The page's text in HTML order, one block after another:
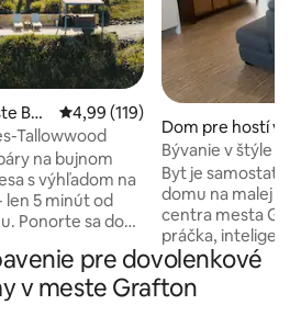
Belli
Priemerné ohodnotenie 4,99 z
4,99 (119)
Tallowwood
na bujnom
s výhľadom na
len 5 minút od
Ponorte sa do
luxusnej
zime sa ukľudnite
sa v lete
Dom pre hostí v
enza
Bývanie v štýle
blízko Graftonu
Byt je
domu na malej
centra mesta Grafton. K
práčka,
vybavená
neobmedzené
vrchnom vankúši
pre dovolenkové
v meste Grafton